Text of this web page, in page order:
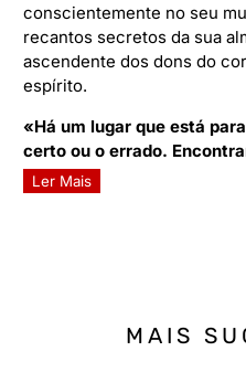
conscientemente no seu
recantos secretos da sua
ascendente dos dons do
espírito.
«Há um lugar que está
certo ou o errado.
Ler Mais
MAIS